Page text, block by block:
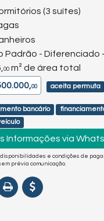
(3 suítes)
Padrão - Diferenciado
00 m² de área total
00 aceita permuta
bancário
Informações via
disponibilidades e condições de
prévia comunicação.